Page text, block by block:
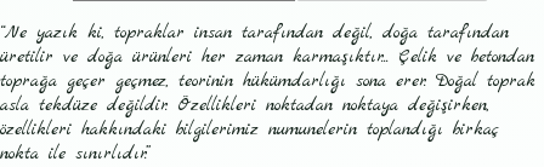
“Ne yazık ki, topraklar insan tarafından değil, doğa tarafından
üretilir ve doğa ürünleri her zaman karmaşıktır... Çelik ve betondan
toprağa geçer geçmez, teorinin hükümdarlığı sona erer. Doğal toprak
asla tekdüze değildir. Özellikleri noktadan noktaya değişirken,
özellikleri hakkındaki bilgilerimiz numunelerin toplandığı birkaç
nokta ile sınırlıdır.”